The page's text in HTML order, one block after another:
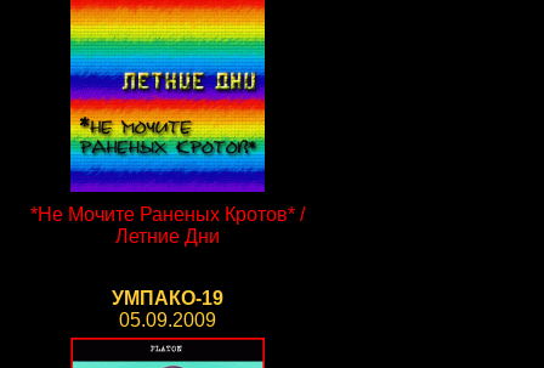
*Не Мочите Раненых Кротов* /
Летние Дни
УМПАКО-19
05.09.2009